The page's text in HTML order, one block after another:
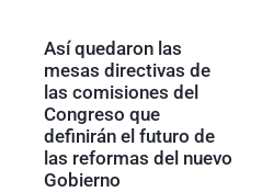
Así quedaron las
mesas directivas de
las comisiones del
Congreso que
definirán el futuro de
las reformas del nuevo
Gobierno